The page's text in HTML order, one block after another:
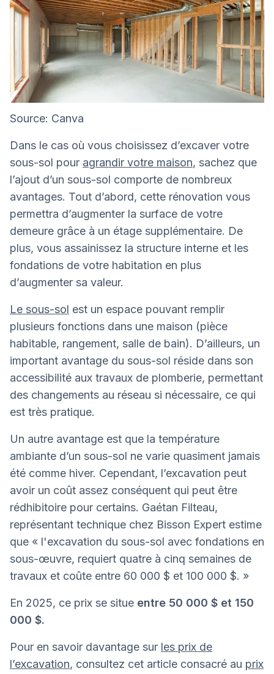
Source: Canva
Dans le cas où vous choisissez d’excaver votre
sous-sol pour agrandir votre maison, sachez que
l’ajout d’un sous-sol comporte de nombreux
avantages. Tout d’abord, cette rénovation vous
permettra d’augmenter la surface de votre
demeure grâce à un étage supplémentaire. De
plus, vous assainissez la structure interne et les
fondations de votre habitation en plus
d’augmenter sa valeur.
Le sous-sol est un espace pouvant remplir
plusieurs fonctions dans une maison (pièce
habitable, rangement, salle de bain). D’ailleurs, un
important avantage du sous-sol réside dans son
accessibilité aux travaux de plomberie, permettant
des changements au réseau si nécessaire, ce qui
est très pratique.
Un autre avantage est que la température
ambiante d’un sous-sol ne varie quasiment jamais
été comme hiver. Cependant, l’excavation peut
avoir un coût assez conséquent qui peut être
rédhibitoire pour certains. Gaétan Filteau,
représentant technique chez Bisson Expert estime
que « l'excavation du sous-sol avec fondations en
sous-œuvre, requiert quatre à cinq semaines de
travaux et coûte entre 60 000 $ et 100 000 $. »
En 2025, ce prix se situe entre 50 000 $ et 150
000 $.
Pour en savoir davantage sur les prix de
l’excavation, consultez cet article consacré au prix